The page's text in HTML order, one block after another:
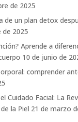
de 2025
de un plan detox
de 2025
Aprende a
10 de junio de
comprender
Cuidado Facial: La
la Piel 21 de marzo